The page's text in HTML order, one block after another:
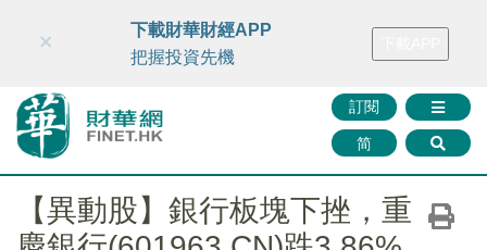
財華智庫網 FINTV FINMETA 財華證券 媒體矩陣
訂閱
简
×
下載財華財經APP
把握投資先機
【異動股】銀行板塊下挫，重